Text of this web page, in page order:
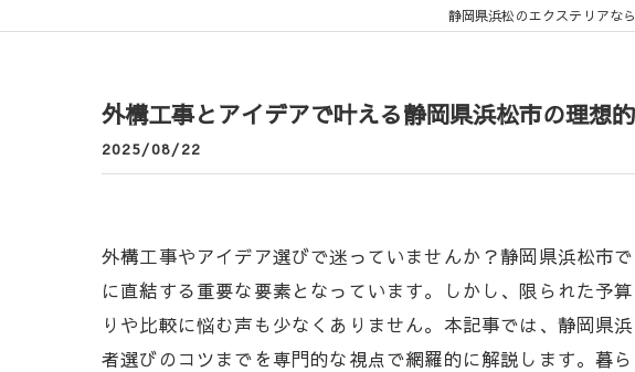
静岡県浜松のエクステリアな
外構工事とアイデアで叶える静岡県浜松市の理想
2025/08/22
外構工事やアイデア選びで迷っていませんか？静岡県浜松市
に直結する重要な要素となっています。しかし、限られた予
りや比較に悩む声も少なくありません。本記事では、静岡県
者選びのコツまでを専門的な視点で網羅的に解説します。暮